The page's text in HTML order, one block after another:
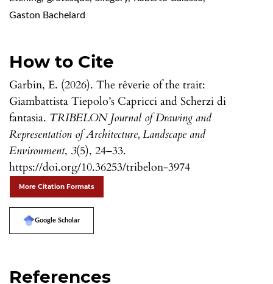
Gaston Bachelard
How to Cite
Garbin, E. (2026). The rêverie of the trait:
Giambattista Tiepolo’s Capricci and Scherzi di
fantasia. TRIBELON Journal of Drawing and
Representation of Architecture, Landscape and
Environment, 3(5), 24–33.
https://doi.org/10.36253/tribelon-3974
More Citation Formats
Google Scholar
References